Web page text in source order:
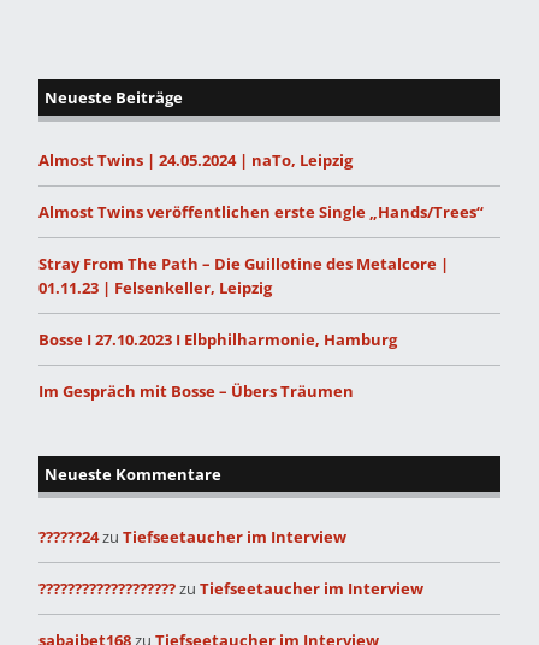
Neueste Beiträge
Almost Twins | 24.05.2024 | naTo, Leipzig
Almost Twins veröffentlichen erste Single „Hands/Trees“
Stray From The Path – Die Guillotine des Metalcore |
01.11.23 | Felsenkeller, Leipzig
Bosse I 27.10.2023 I Elbphilharmonie, Hamburg
Im Gespräch mit Bosse – Übers Träumen
Neueste Kommentare
??????24zu Tiefseetaucher im Interview
???????????????????zu Tiefseetaucher im Interview
sabaibet168zu Tiefseetaucher im Interview